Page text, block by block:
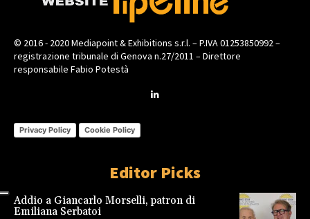
© 2016 - 2020 Mediapoint & Exhibitions s.r.l. – P.IVA 01253850992 –
registrazione tribunale di Genova n.27/2011 – Direttore
responsabile Fabio Potestà
Privacy Policy Cookie Policy
Editor Picks
Addio a Giancarlo Morselli, patron di
Emiliana Serbatoi